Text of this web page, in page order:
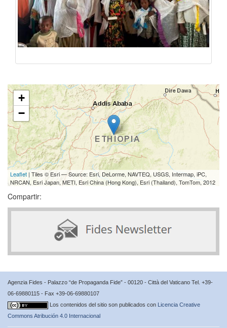
+
−
Leaflet | Tiles © Esri — Source: Esri, DeLorme, NAVTEQ, USGS, Intermap, iPC,
NRCAN, Esri Japan, METI, Esri China (Hong Kong), Esri (Thailand), TomTom, 2012
Compartir:
Agenzia Fides - Palazzo “de Propaganda Fide” - 00120 - Città del Vaticano Tel. +39-
06-69880115 - Fax +39-06-69880107
Los contenidos del sitio son publicados con
Licencia Creative
Commons Atribución 4.0 Internacional